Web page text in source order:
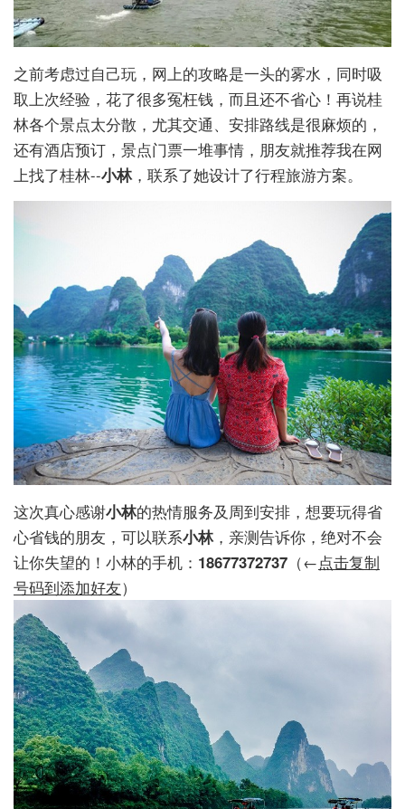
之前考虑过自己玩，网上的攻略是一头的雾水，同时吸
取上次经验，花了很多冤枉钱，而且还不省心！再说桂
林各个景点太分散，尤其交通、安排路线是很麻烦的，
还有酒店预订，景点门票一堆事情，朋友就推荐我在网
上找了桂林--小林，联系了她设计了行程旅游方案。
这次真心感谢小林的热情服务及周到安排，想要玩得省
心省钱的朋友，可以联系小林，亲测告诉你，绝对不会
让你失望的！小林的手机： 18677372737 （←点击复制
号码到添加好友）